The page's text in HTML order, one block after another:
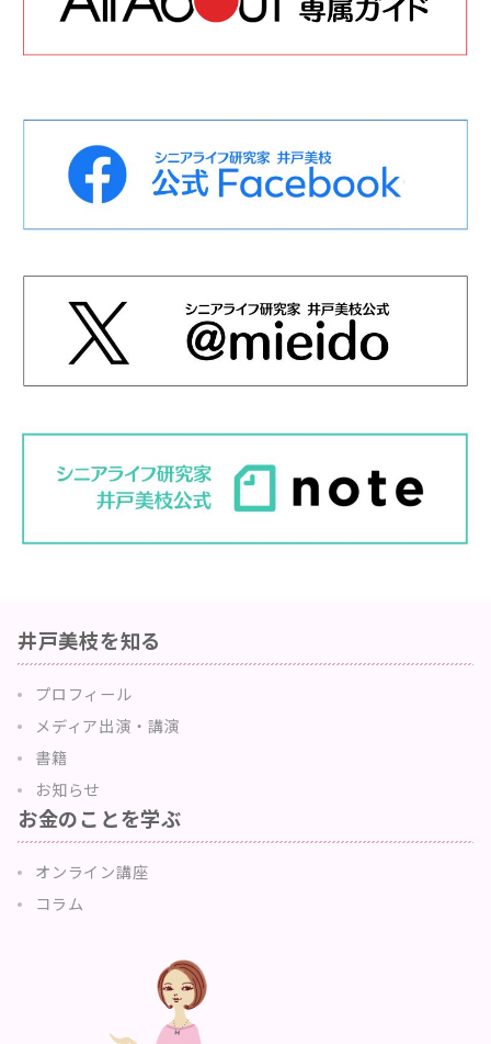
井戸美枝を知る
プロフィール
メディア出演・講演
書籍
お知らせ
お金のことを学ぶ
オンライン講座
コラム